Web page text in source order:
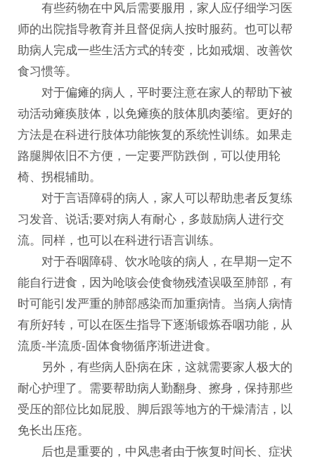
有些药物在中风后需要服用，家人应仔细学习医
师的出院指导教育并且督促病人按时服药。也可以帮
助病人完成一些生活方式的转变，比如戒烟、改善饮
食习惯等。
对于偏瘫的病人，平时要注意在家人的帮助下被
动活动瘫痪肢体，以免瘫痪的肢体肌肉萎缩。更好的
方法是在科进行肢体功能恢复的系统性训练。如果走
路腿脚依旧不方便，一定要严防跌倒，可以使用轮
椅、拐棍辅助。
对于言语障碍的病人，家人可以帮助患者反复练
习发音、说话;要对病人有耐心，多鼓励病人进行交
流。同样，也可以在科进行语言训练。
对于吞咽障碍、饮水呛咳的病人，在早期一定不
能自行进食，因为呛咳会使食物残渣误吸至肺部，有
时可能引发严重的肺部感染而加重病情。当病人病情
有所好转，可以在医生指导下逐渐锻炼吞咽功能，从
流质-半流质-固体食物循序渐进进食。
另外，有些病人卧病在床，这就需要家人极大的
耐心护理了。需要帮助病人勤翻身、擦身，保持那些
受压的部位比如屁股、脚后跟等地方的干燥清洁，以
免长出压疮。
后也是重要的，中风患者由于恢复时间长、症状